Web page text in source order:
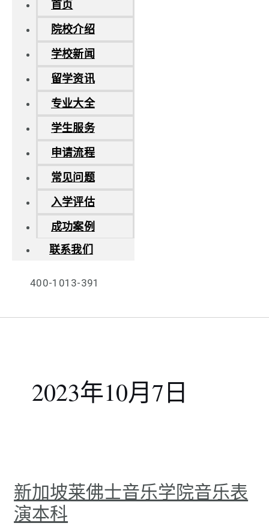
首页
院校介绍
学校新闻
留学资讯
专业大全
学生服务
申请流程
常见问题
入学评估
成功案例
联系我们
400-1013-391
2023年10月7日
新加坡莱佛士音乐学院音乐表
演本科